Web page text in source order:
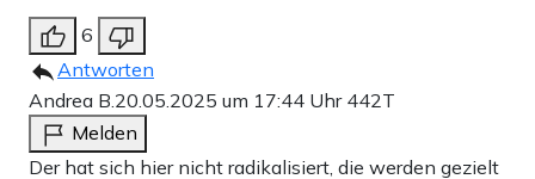
6
Antworten
Andrea B.20.05.2025 um 17:44 Uhr 442T
Melden
Der hat sich hier nicht radikalisiert, die werden gezielt